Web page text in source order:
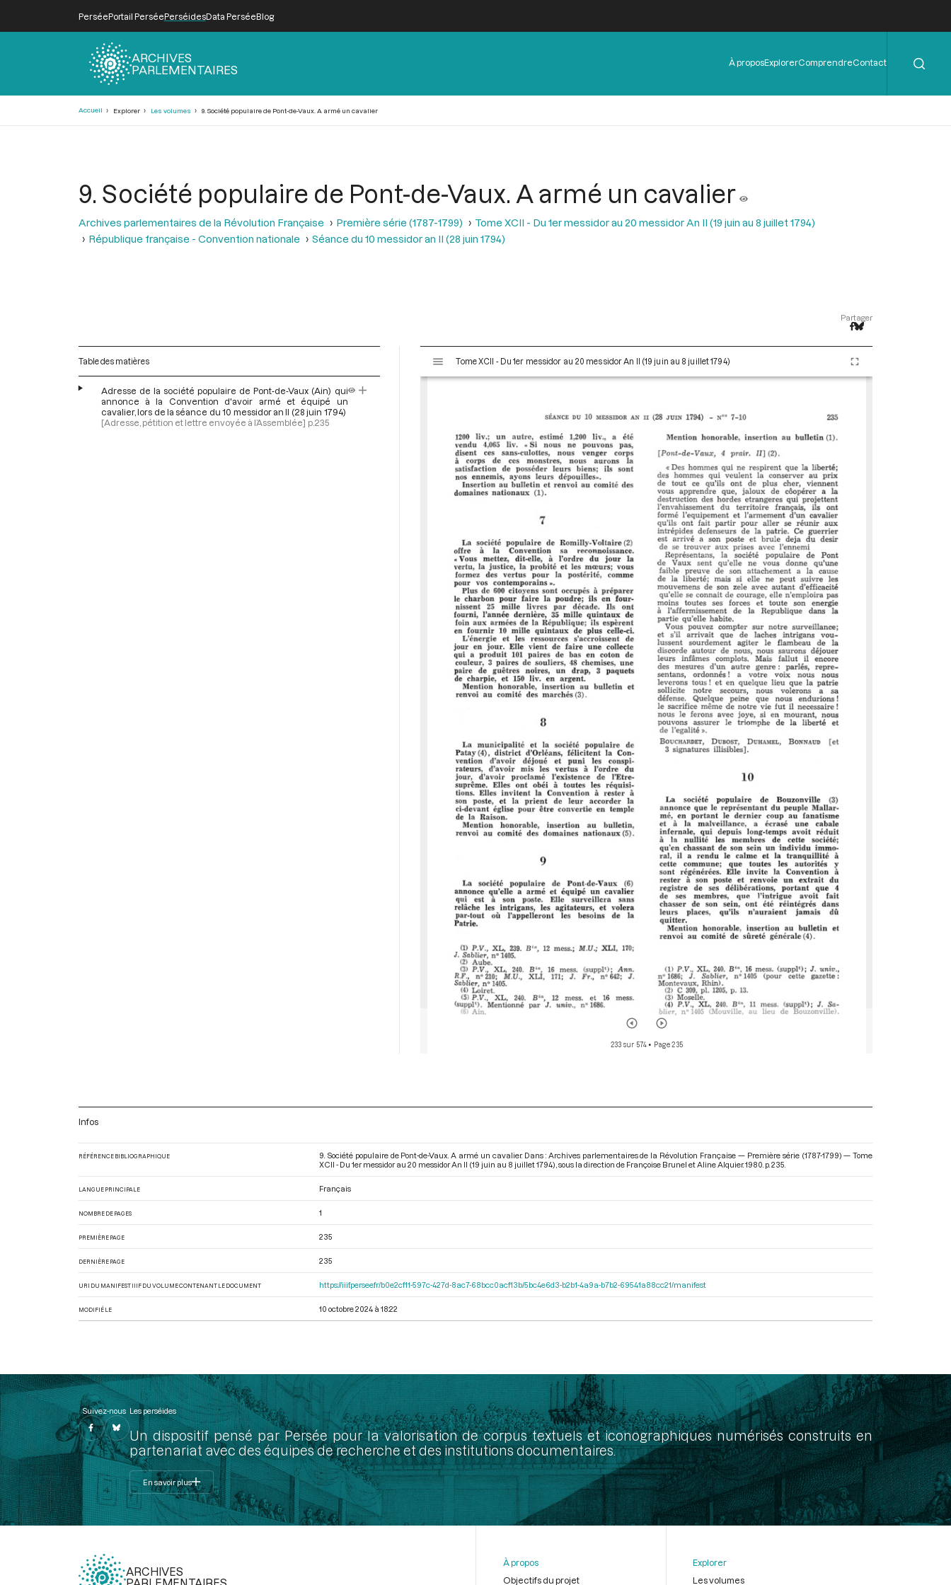
PerséePortail PerséePerséidesData PerséeBlog
ARCHIVES
PARLEMENTAIRES
Menu
de
À proposExplorerComprendreContact
Accueil Explorer Les volumes 9. Société populaire de Pont-de-Vaux. A armé un cavalier
9. Société populaire de Pont-de-Vaux. A armé un cavalier
Archives parlementaires de la Révolution Française Première série (1787-1799)
Tome XCII - Du 1er messidor au 20 messidor An II (19 juin au 8 juillet 1794)
République française - Convention nationale
Séance du 10 messidor an II (28 juin 1794)
Partager
Table des matières
Adresse de la société populaire de Pont-de-Vaux (Ain) qui
annonce à la Convention d'avoir armé et équipé un
cavalier, lors de la séance du 10 messidor an II (28 juin 1794)
[Adresse, pétition et lettre envoyée à l’Assemblée] p.235
s
Tome XCII - Du 1er messidor au 20 messidor An II (19 juin au 8 juillet 1794)
233 sur 574• Page 235
Infos
RÉFÉRENCE BIBLIOGRAPHIQUE
9. Société populaire de Pont-de-Vaux. A armé un cavalier. Dans : Archives parlementaires de la Révolution Française — Première série (1787-1799) — Tome
XCII - Du 1er messidor au 20 messidor An II (19 juin au 8 juillet 1794) , sous la direction de Françoise Brunel et Aline Alquier. 1980. p. 235.
LANGUE PRINCIPALE Français
NOMBRE DE PAGES 1
PREMIÈRE PAGE 235
DERNIÈRE PAGE 235
URI DU MANIFEST IIIF DU VOLUME CONTENANT LE DOCUMENT https://iiif.persee.fr/b0e2cf11-597c-427d-8ac7-68bcc0acf13b/5bc4e6d3-b2b1-4a9a-b7b2-69541a88cc21/manifest
MODIFIÉ LE 10 octobre 2024 à 18:22
Suivez-nous Les perséides
Un dispositif pensé par Persée pour la valorisation de corpus textuels et iconographiques numérisés construits en
partenariat avec des équipes de recherche et des institutions documentaires.
En savoir plus
ARCHIVES
À propos
Objectifs du projet
Explorer
Les volumes